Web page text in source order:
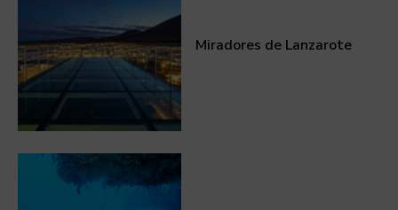
Miradores de Lanzarote